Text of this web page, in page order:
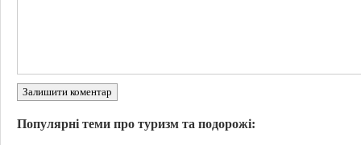
Залишити коментар
Популярні теми про туризм та подорожі: